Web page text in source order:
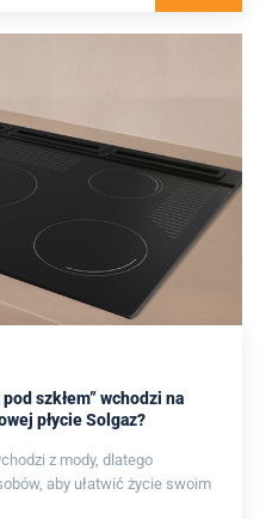
szkłem” wchodzi na
płycie Solgaz?
z mody, dlatego
aby ułatwić życie swoim